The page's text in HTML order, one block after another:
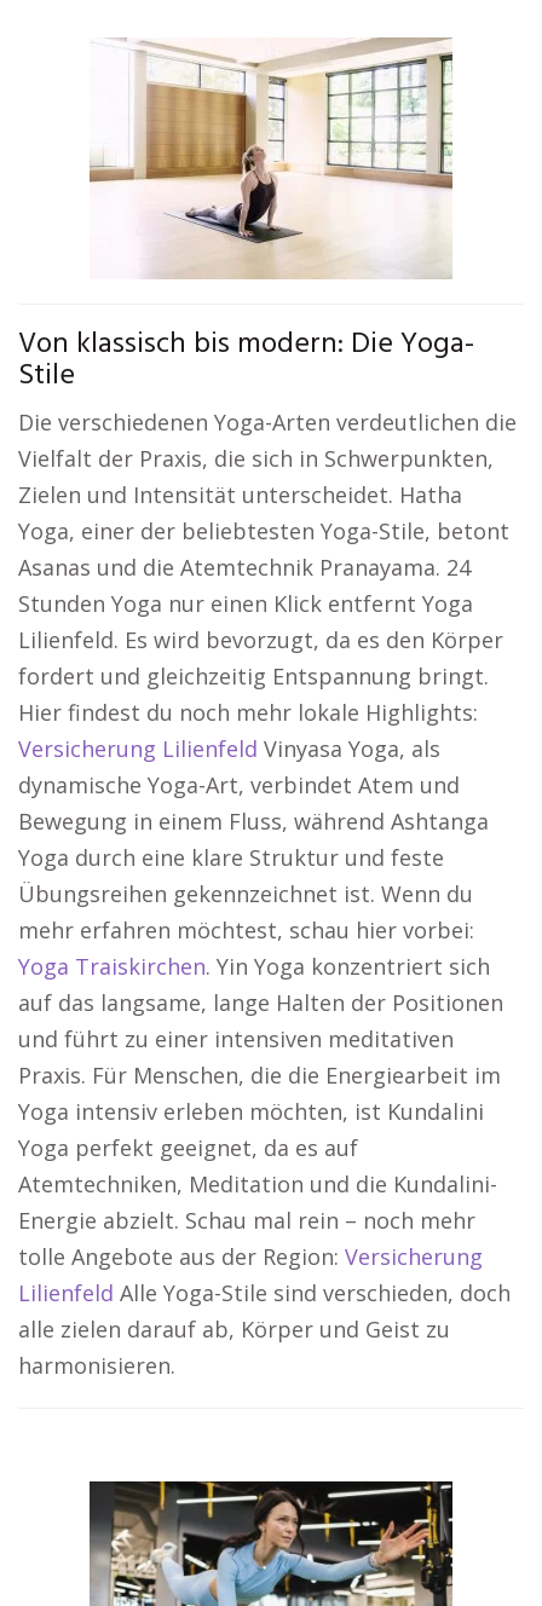
Von klassisch bis modern: Die Yoga-
Stile
Die verschiedenen Yoga-Arten verdeutlichen die
Vielfalt der Praxis, die sich in Schwerpunkten,
Zielen und Intensität unterscheidet. Hatha
Yoga, einer der beliebtesten Yoga-Stile, betont
Asanas und die Atemtechnik Pranayama. 24
Stunden Yoga nur einen Klick entfernt Yoga
Lilienfeld. Es wird bevorzugt, da es den Körper
fordert und gleichzeitig Entspannung bringt.
Hier findest du noch mehr lokale Highlights:
Versicherung Lilienfeld Vinyasa Yoga, als
dynamische Yoga-Art, verbindet Atem und
Bewegung in einem Fluss, während Ashtanga
Yoga durch eine klare Struktur und feste
Übungsreihen gekennzeichnet ist. Wenn du
mehr erfahren möchtest, schau hier vorbei:
Yoga Traiskirchen. Yin Yoga konzentriert sich
auf das langsame, lange Halten der Positionen
und führt zu einer intensiven meditativen
Praxis. Für Menschen, die die Energiearbeit im
Yoga intensiv erleben möchten, ist Kundalini
Yoga perfekt geeignet, da es auf
Atemtechniken, Meditation und die Kundalini-
Energie abzielt. Schau mal rein – noch mehr
tolle Angebote aus der Region: Versicherung
Lilienfeld Alle Yoga-Stile sind verschieden, doch
alle zielen darauf ab, Körper und Geist zu
harmonisieren.